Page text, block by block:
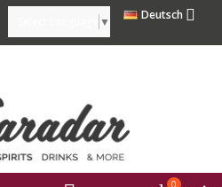
Deutsch 
▼
0